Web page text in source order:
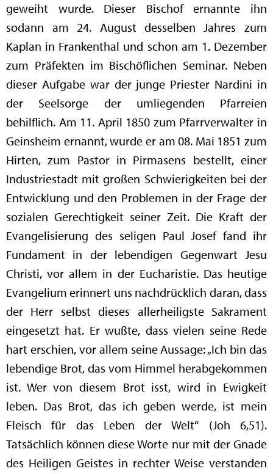
geweiht wurde. Dieser Bischof ernannte ihn
sodann am 24. August desselben Jahres zum
Kaplan in Frankenthal und schon am 1. Dezember
zum Präfekten im Bischöflichen Seminar. Neben
dieser Aufgabe war der junge Priester Nardini in
der Seelsorge der umliegenden Pfarreien
behilflich. Am 11. April 1850 zum Pfarrverwalter in
Geinsheim ernannt, wurde er am 08. Mai 1851 zum
Hirten, zum Pastor in Pirmasens bestellt, einer
Industriestadt mit großen Schwierigkeiten bei der
Entwicklung und den Problemen in der Frage der
sozialen Gerechtigkeit seiner Zeit. Die Kraft der
Evangelisierung des seligen Paul Josef fand ihr
Fundament in der lebendigen Gegenwart Jesu
Christi, vor allem in der Eucharistie. Das heutige
Evangelium erinnert uns nachdrücklich daran, dass
der Herr selbst dieses allerheiligste Sakrament
eingesetzt hat. Er wußte, dass vielen seine Rede
hart erschien, vor allem seine Aussage: „Ich bin das
lebendige Brot, das vom Himmel herabgekommen
ist. Wer von diesem Brot isst, wird in Ewigkeit
leben. Das Brot, das ich geben werde, ist mein
Fleisch für das Leben der Welt“ (Joh 6,51).
Tatsächlich können diese Worte nur mit der Gnade
des Heiligen Geistes in rechter Weise verstanden